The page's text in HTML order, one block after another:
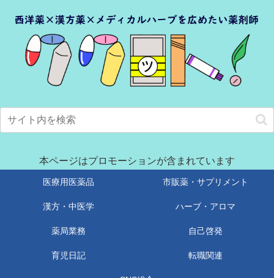
本ページはプロモーションが含まれています
医療用医薬品 市販薬・サプリメント
漢方・中医学 ハーブ・アロマ
薬局業務 自己啓発
育児日記 転職関連